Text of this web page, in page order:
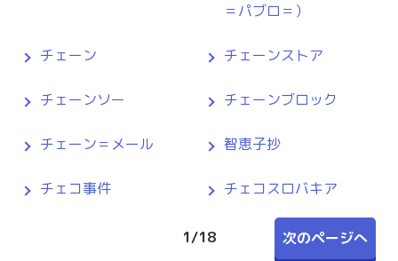
＝パブロ＝）
チェーン チェーンストア
チェーンソー チェーンブロック
チェーン＝メール 智恵子抄
チェコ事件 チェコスロバキア
次のページへ
1/18